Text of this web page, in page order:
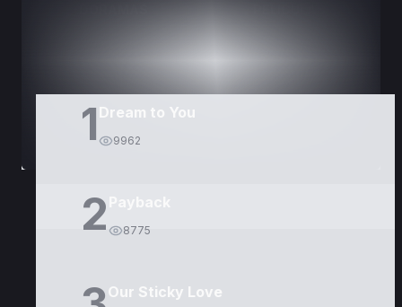
1 Dream to You
9962
2 8775
Our Sticky Love